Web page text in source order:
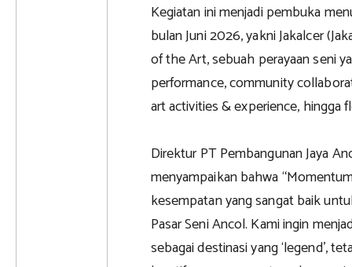
Kegiatan ini menjadi pembuka
bulan Juni 2026, yakni Jakalcer
of the Art, sebuah perayaan seni
performance, community
art activities & experience, hingga
Direktur PT Pembangunan Jaya
menyampaikan bahwa
kesempatan yang sangat baik
Pasar Seni Ancol. Kami ingin
sebagai destinasi yang ‘legend’,